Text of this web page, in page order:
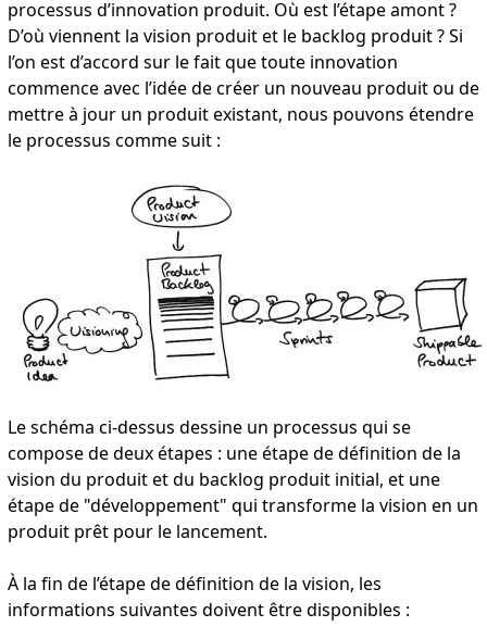
processus d’innovation produit. Où est l’étape amont ?
D’où viennent la vision produit et le backlog produit ? Si
l’on est d’accord sur le fait que toute innovation
commence avec l’idée de créer un nouveau produit ou de
mettre à jour un produit existant, nous pouvons étendre
le processus comme suit :
Le schéma ci-dessus dessine un processus qui se
compose de deux étapes : une étape de définition de la
vision du produit et du backlog produit initial, et une
étape de "développement" qui transforme la vision en un
produit prêt pour le lancement.
À la fin de l’étape de définition de la vision, les
informations suivantes doivent être disponibles :